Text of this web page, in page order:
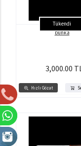
Tükendi
Hızlı Gözat
bunka
3,000.00